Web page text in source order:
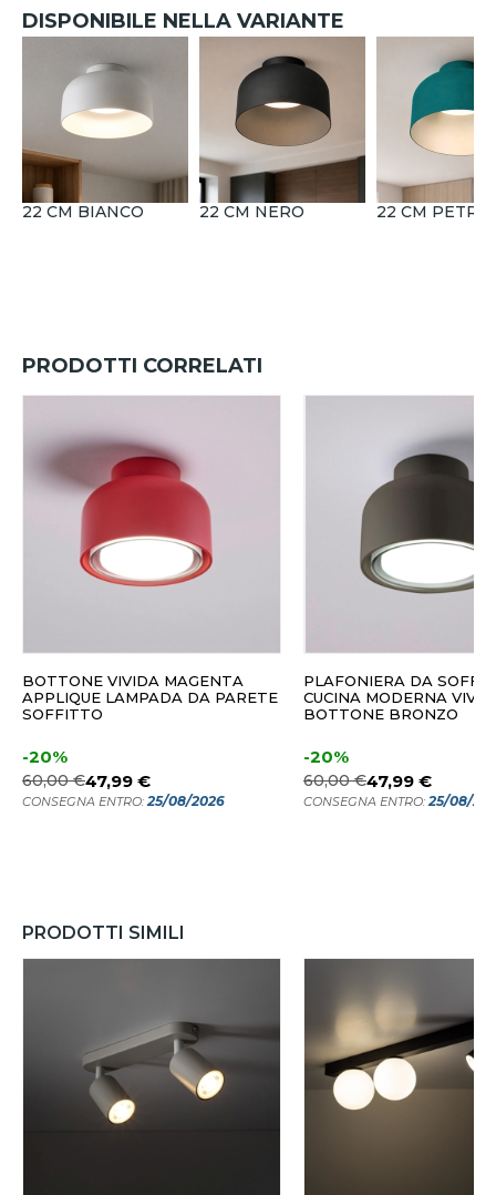
DISPONIBILE NELLA VARIANTE
22 CM BIANCO 22 CM NERO 22 CM
PRODOTTI CORRELATI
BOTTONE VIVIDA MAGENTA
APPLIQUE LAMPADA DA PARETE
SOFFITTO
-20%
60,00 €47,99 €
CONSEGNA ENTRO:25/08/2026
PLAFONIERA DA
CUCINA MODERNA
BOTTONE BRONZO
-20%
60,00 €47,99 €
CONSEGNA ENTRO:25/08/
PRODOTTI SIMILI